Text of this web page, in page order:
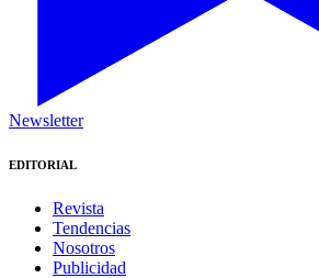
Newsletter
EDITORIAL
Revista
Tendencias
Nosotros
Publicidad